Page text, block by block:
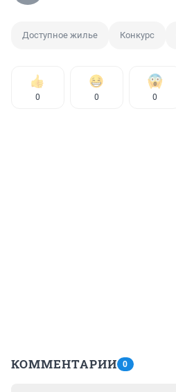
Доступное жилье Конкурс
0 0 0
КОММЕНТАРИИ 0